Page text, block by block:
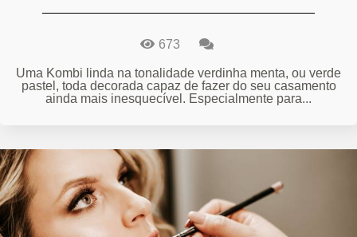
673
Uma Kombi linda na tonalidade verdinha menta, ou verde
pastel, toda decorada capaz de fazer do seu casamento
ainda mais inesquecível. Especialmente para...